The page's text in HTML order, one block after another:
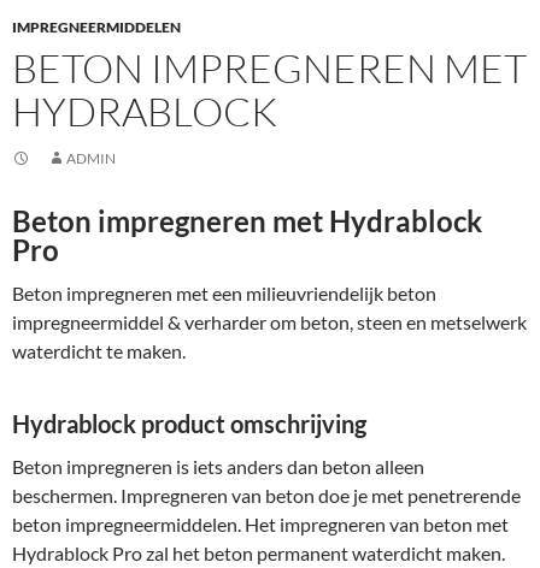
IMPREGNEERMIDDELEN
BETON IMPREGNEREN MET
HYDRABLOCK
ADMIN
Beton impregneren met Hydrablock
Pro
Beton impregneren met een milieuvriendelijk beton
impregneermiddel & verharder om beton, steen en metselwerk
waterdicht te maken.
Hydrablock product omschrijving
Beton impregneren is iets anders dan beton alleen
beschermen. Impregneren van beton doe je met penetrerende
beton impregneermiddelen. Het impregneren van beton met
Hydrablock Pro zal het beton permanent waterdicht maken.